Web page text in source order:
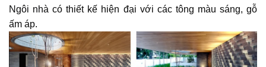
Ngôi nhà có thiết kế hiện đại với các tông màu sáng, gỗ
ấm áp.